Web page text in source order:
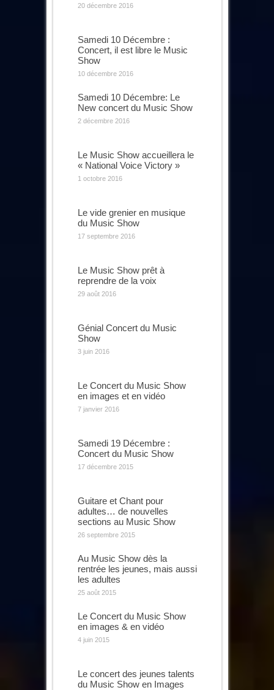
20 décembre 2016
Samedi 10 Décembre :
Concert, il est libre le Music
Show
10 décembre 2016
Samedi 10 Décembre: Le
New concert du Music Show
2 décembre 2016
Le Music Show accueillera le
« National Voice Victory »
1 octobre 2016
Le vide grenier en musique
du Music Show
17 septembre 2016
Le Music Show prêt à
reprendre de la voix
29 août 2016
Génial Concert du Music
Show
3 juin 2016
Le Concert du Music Show
en images et en vidéo
7 janvier 2016
Samedi 19 Décembre :
Concert du Music Show
17 décembre 2015
Guitare et Chant pour
adultes… de nouvelles
sections au Music Show
26 septembre 2015
Au Music Show dès la
rentrée les jeunes, mais aussi
les adultes
25 août 2015
Le Concert du Music Show
en images & en vidéo
4 juin 2015
Le concert des jeunes talents
du Music Show en Images